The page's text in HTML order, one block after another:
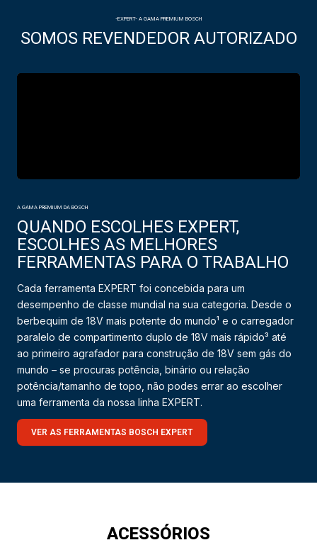
-EXPERT- A GAMA PREMIUM BOSCH
SOMOS REVENDEDOR AUTORIZADO
A GAMA PREMIUM DA BOSCH
QUANDO ESCOLHES EXPERT,
ESCOLHES AS MELHORES
FERRAMENTAS PARA O TRABALHO
Cada ferramenta EXPERT foi concebida para um
desempenho de classe mundial na sua categoria. Desde o
berbequim de 18V mais potente do mundo¹ e o carregador
paralelo de compartimento duplo de 18V mais rápido³ até
ao primeiro agrafador para construção de 18V sem gás do
mundo – se procuras potência, binário ou relação
potência/tamanho de topo, não podes errar ao escolher
uma ferramenta da nossa linha EXPERT.
VER AS FERRAMENTAS BOSCH EXPERT
ACESSÓRIOS